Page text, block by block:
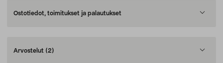
Ostotiedot, toimitukset ja palautukset
Arvostelut (2)